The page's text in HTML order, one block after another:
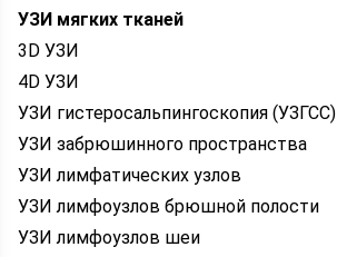
УЗИ мягких тканей
3D УЗИ
4D УЗИ
УЗИ гистеросальпингоскопия (УЗГСС)
УЗИ забрюшинного пространства
УЗИ лимфатических узлов
УЗИ лимфоузлов брюшной полости
УЗИ лимфоузлов шеи